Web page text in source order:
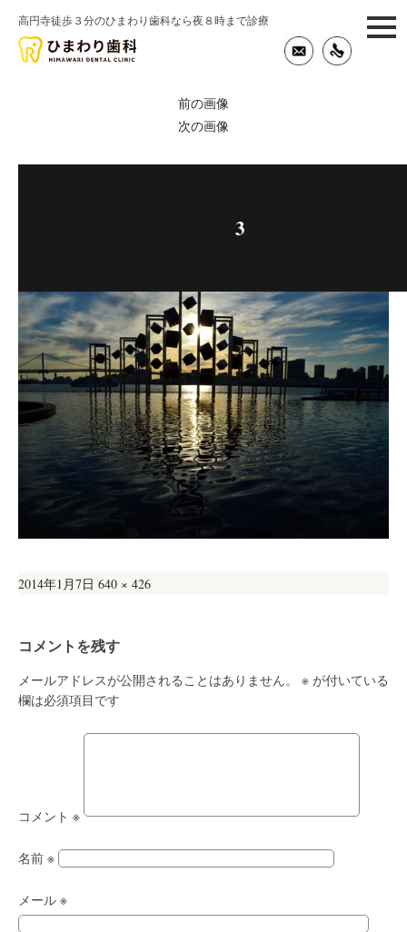
高円寺徒歩３分のひまわり歯科なら夜８時まで診療
前の画像
次の画像
3
投
2014年1月7日 フ
イ
ズ
640 × 426
コメントを残す
メールアドレスが公開されることはありません。 ※ が付いている
欄は必須項目です
コメント ※
名前 ※
メール ※